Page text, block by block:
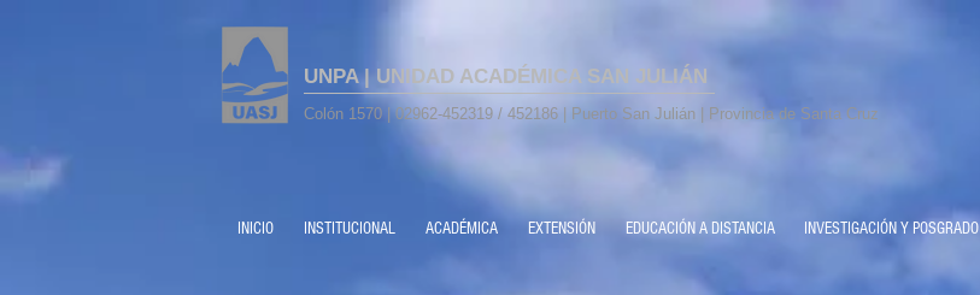
UNPA | UNIDAD ACADÉMICA SAN JULIÁN
Colón 1570 | 02962-452319 / 452186 | Puerto San Julián | Provincia de Santa Cruz
INICIO INSTITUCIONAL ACADÉMICA EXTENSIÓN EDUCACIÓN A DISTANCIA INVESTIGACIÓN Y POSGRADO